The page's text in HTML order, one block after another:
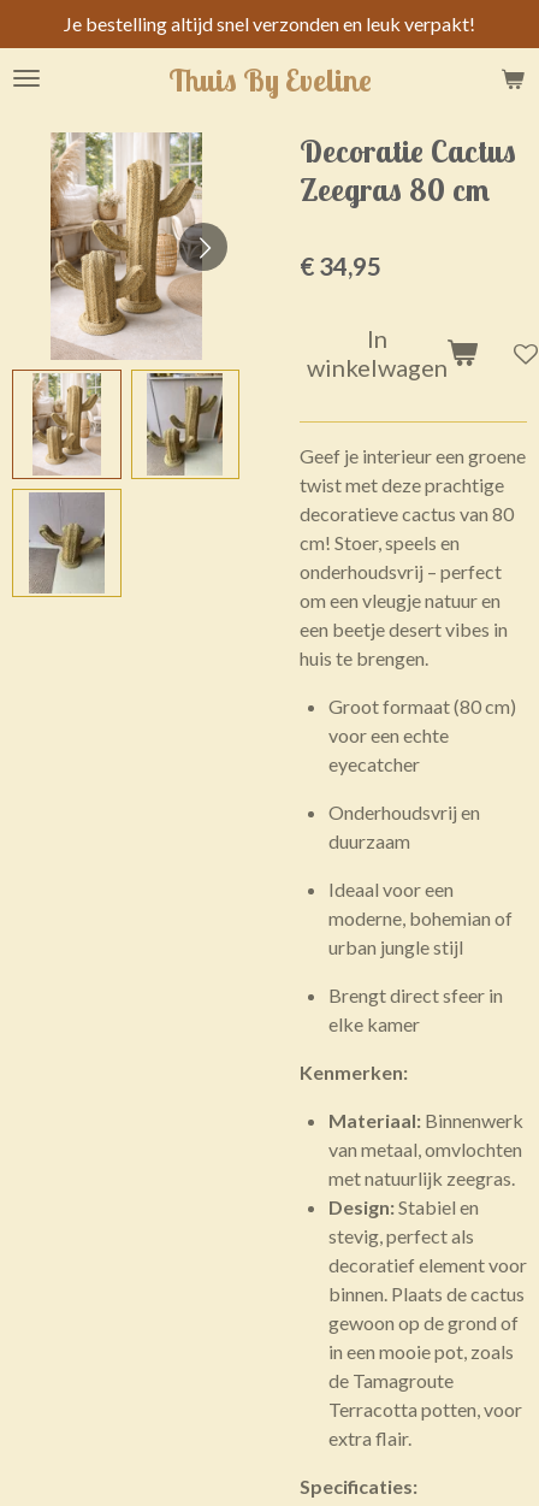
direct
naar
hoofdinhoud
Thuis By Eveline
Je bestelling altijd snel verzonden en leuk verpakt!
Decoratie Cactus
Zeegras 80 cm
€ 34,95
In
winkelwagen
Geef je interieur een groene
twist met deze prachtige
decoratieve cactus van 80
cm! Stoer, speels en
onderhoudsvrij – perfect
om een vleugje natuur en
een beetje desert vibes in
huis te brengen.
Groot formaat (80 cm)
voor een echte
eyecatcher
Onderhoudsvrij en
duurzaam
Ideaal voor een
moderne, bohemian of
urban jungle stijl
Brengt direct sfeer in
elke kamer
Kenmerken:
Materiaal: Binnenwerk
van metaal, omvlochten
met natuurlijk zeegras.
Design:Stabiel en
stevig, perfect als
decoratief element voor
binnen. Plaats de cactus
gewoon op de grond of
in een mooie pot, zoals
de Tamagroute
Terracotta potten, voor
extra flair.
Specificaties: